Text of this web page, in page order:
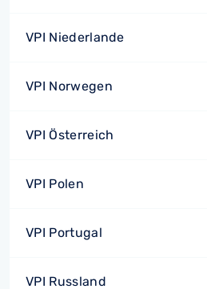
VPI Niederlande
VPI Norwegen
VPI Österreich
VPI Polen
VPI Portugal
VPI Russland